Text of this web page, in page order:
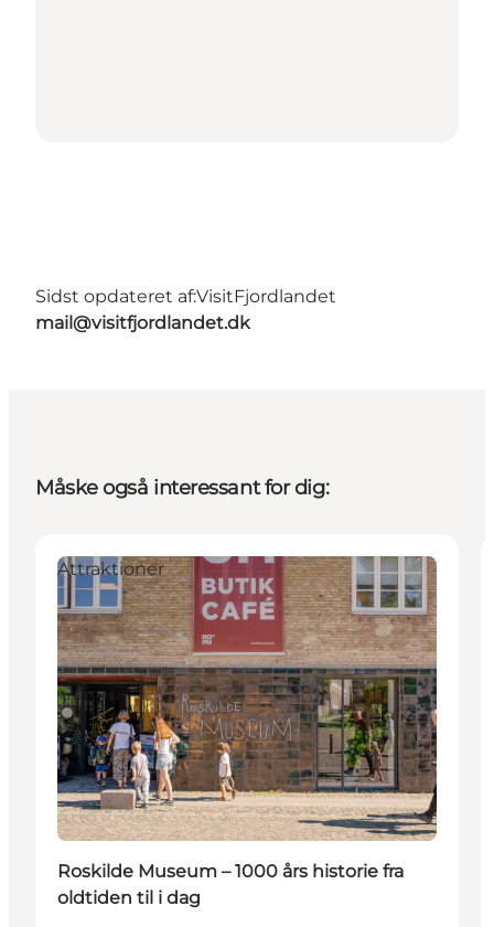
Sidst opdateret af:VisitFjordlandet
mail@visitfjordlandet.dk
Måske også interessant for dig:
Attraktioner
Roskilde Museum – 1000 års historie fra
oldtiden til i dag